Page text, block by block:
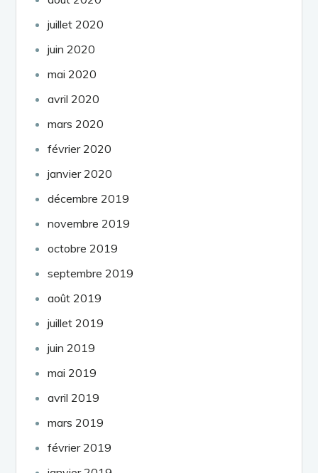
juillet 2020
juin 2020
mai 2020
avril 2020
mars 2020
février 2020
janvier 2020
décembre 2019
novembre 2019
octobre 2019
septembre 2019
août 2019
juillet 2019
juin 2019
mai 2019
avril 2019
mars 2019
février 2019